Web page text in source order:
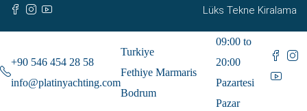
Lüks Tekne Kiralama
+90 546 454 28 58
info@platinyachting.com
Turkiye
Fethiye Marmaris
Bodrum
09:00 to
20:00
Pazartesi
Pazar